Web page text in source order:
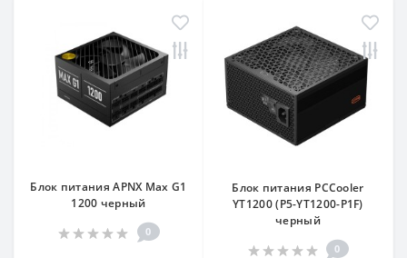
Блок питания APNX Max G1
1200 черный
0
Блок питания PCCooler
YT1200 (P5-YT1200-P1F)
черный
0